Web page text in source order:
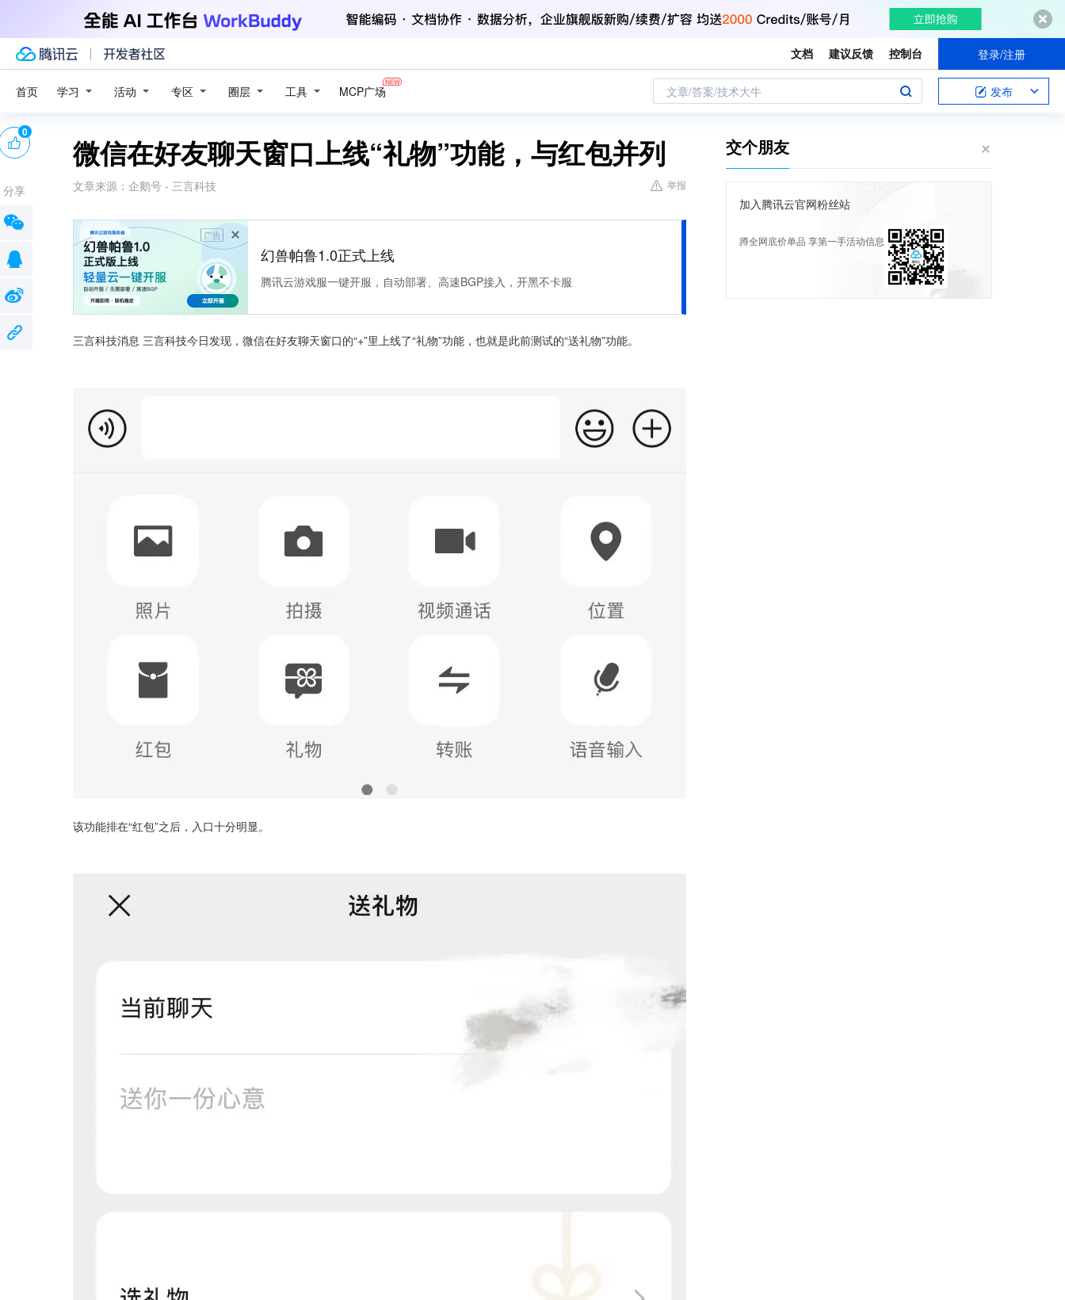
文档 建议反馈 控制台 登录/注册
首页 学习 活动 专区 圈层 工具 MCP广场 文章/答案/技术大牛 发布
微信在好友聊天窗口上线“礼物”功能，与红包并列
文章来源： 企鹅号 - 三言科技 举报
广告
幻兽帕鲁1.0正式上线
腾讯云游戏服一键开服，自动部署、高速BGP接入，开黑不卡服
三言科技消息 三言科技今日发现，微信在好友聊天窗口的“+”里上线了“礼物”功能，也就是此前测试的“送礼物”功能。
该功能排在“红包”之后，入口十分明显。
0
分享
交个朋友
加入腾讯云官网粉丝站
蹲全网底价单品 享第一手活动信息